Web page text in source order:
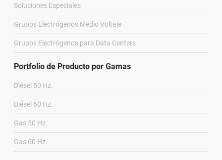
Soluciones Especiales
Grupos Electrógenos Medio Voltaje
Grupos Electrógenos para Data Centers
Portfolio de Producto por Gamas
Diésel 50 Hz.
Diésel 60 Hz.
Gas 50 Hz.
Gas 60 Hz.